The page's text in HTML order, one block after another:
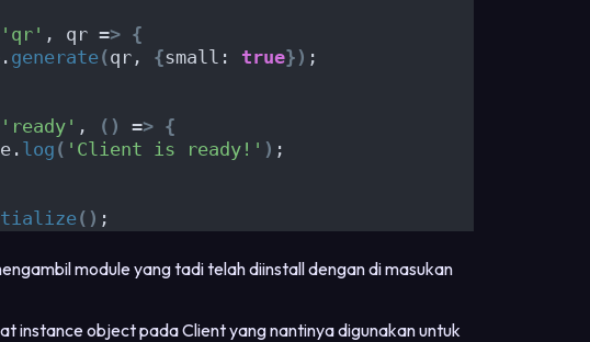
'qr' , qr => {
generate(qr, {small: true}) ;
'ready' , () => {
log ( 'Client is ready!' ) ;
() ;
module yang tadi telah diinstall dengan di masukan
instance object pada Client yang nantinya digunakan untuk